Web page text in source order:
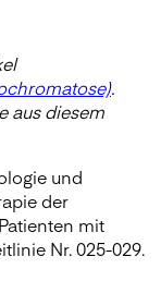
.
aus diesem
und
der
mit
Nr. 025-029.